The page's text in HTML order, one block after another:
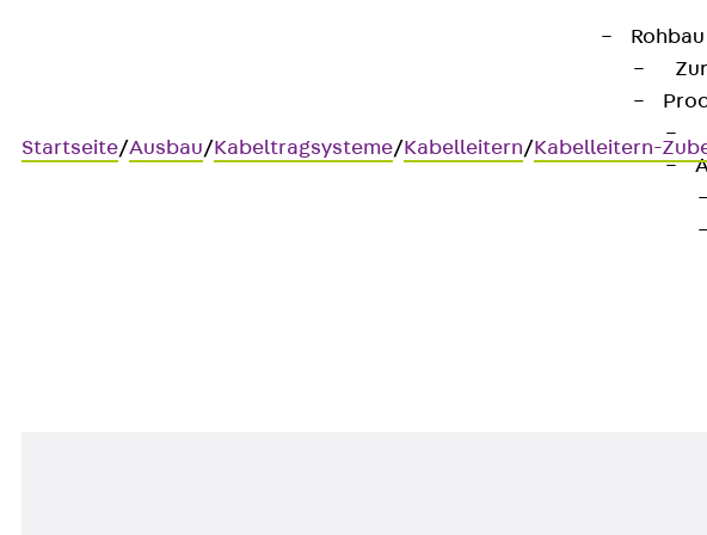
Rohbau
Startseite/Ausbau/Kabeltragsysteme/Kabelleitern/Kabelleitern-
Kabelleiter-Verbinder, horizontal, Höhe